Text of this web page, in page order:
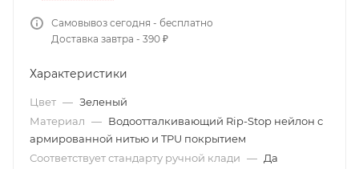
Самовывоз сегодня - бесплатно
Доставка завтра - 390 ₽
Характеристики
Цвет — Зеленый
Материал — Водоотталкивающий Rip-Stop нейлон с
армированной нитью и TPU покрытием
Соответствует стандарту ручной клади — Да